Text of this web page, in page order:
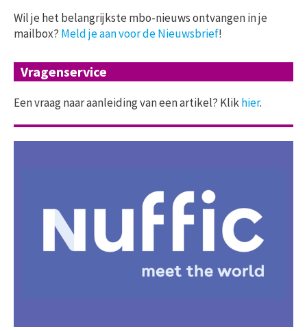
Wil je het belangrijkste mbo-nieuws ontvangen in je
mailbox? Meld je aan voor de Nieuwsbrief!
Vragenservice
Een vraag naar aanleiding van een artikel? Klikhier.